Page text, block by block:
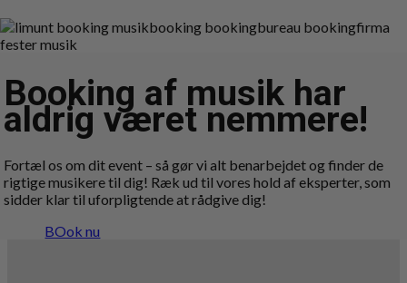
Booking af musik har
aldrig været nemmere!
Fortæl os om dit event – så gør vi alt benarbejdet og finder de
rigtige musikere til dig! Ræk ud til vores hold af eksperter, som
sidder klar til uforpligtende at rådgive dig!
BOok nu